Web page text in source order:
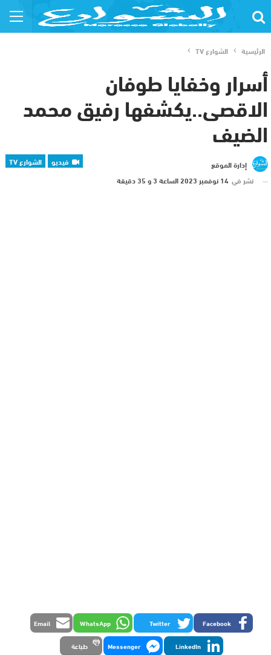
الرئيسية الشوارع TV
أسرار وخفايا طوفان
الاقصى..يكشفها رفيق محمد
الضيف
فيديو الشوارع TV
إدارة الموقع
نشر في 14 نوفمبر 2023 الساعة 3 و 35 دقيقة
Facebook
Twitter
WhatsApp
Email
LinkedIn
Messenger طباعة